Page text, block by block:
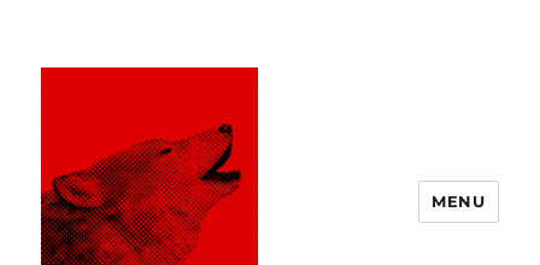
MENU